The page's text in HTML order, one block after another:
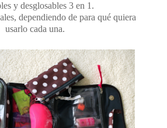
y desglosables 3 en 1.
dependiendo de para qué quiera
usarlo cada una.